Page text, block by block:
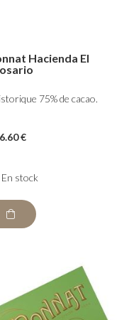
Hacienda El
75% de cacao.
6.60€
En stock